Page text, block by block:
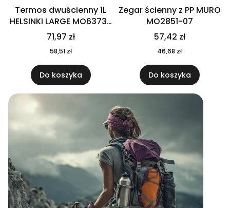
Termos dwuścienny 1L
HELSINKI LARGE MO6373-
04
71,97 zł
58,51 zł
Do koszyka
Zegar ścienny z PP MURO
MO2851-07
57,42 zł
46,68 zł
Do koszyka